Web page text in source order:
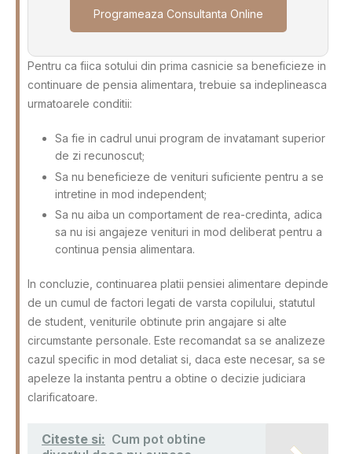
Programeaza Consultanta Online
Pentru ca fiica sotului din prima casnicie sa beneficieze in
continuare de pensia alimentara, trebuie sa indeplineasca
urmatoarele conditii:
Sa fie in cadrul unui program de invatamant superior
de zi recunoscut;
Sa nu beneficieze de venituri suficiente pentru a se
intretine in mod independent;
Sa nu aiba un comportament de rea-credinta, adica
sa nu isi angajeze venituri in mod deliberat pentru a
continua pensia alimentara.
In concluzie, continuarea platii pensiei alimentare depinde
de un cumul de factori legati de varsta copilului, statutul
de student, veniturile obtinute prin angajare si alte
circumstante personale. Este recomandat sa se analizeze
cazul specific in mod detaliat si, daca este necesar, sa se
apeleze la instanta pentru a obtine o decizie judiciara
clarificatoare.
Citeste si: Cum pot obtine